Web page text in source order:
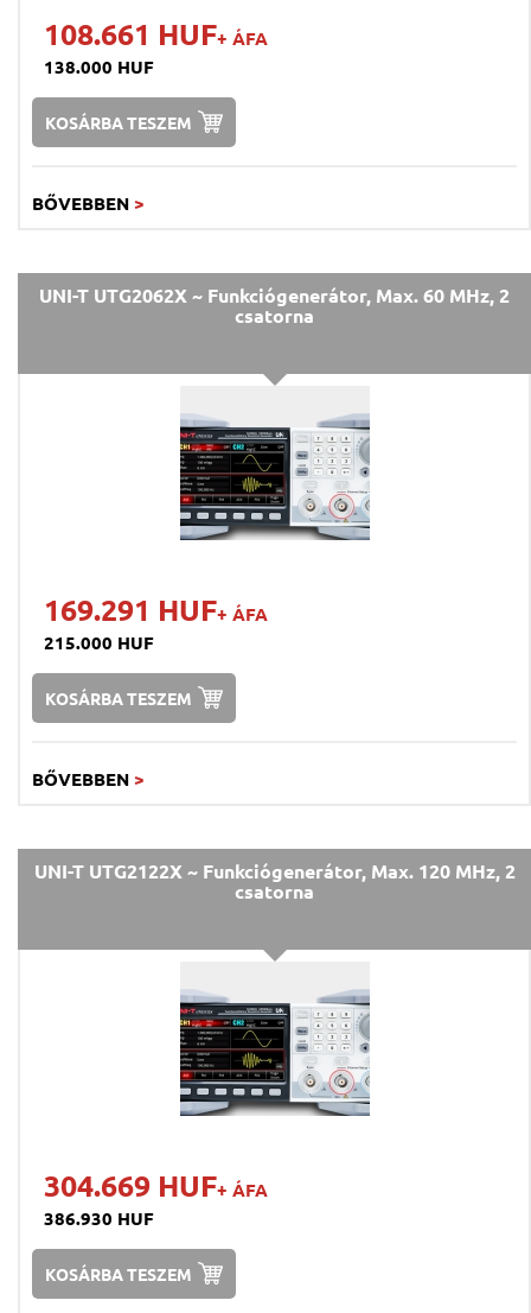
108.661 HUF+ ÁFA
138.000 HUF
KOSÁRBA TESZEM
BŐVEBBEN >
UNI-T UTG2062X ~ Funkciógenerátor, Max. 60 MHz, 2
csatorna
169.291 HUF+ ÁFA
215.000 HUF
KOSÁRBA TESZEM
BŐVEBBEN >
UNI-T UTG2122X ~ Funkciógenerátor, Max. 120 MHz, 2
csatorna
304.669 HUF+ ÁFA
386.930 HUF
KOSÁRBA TESZEM